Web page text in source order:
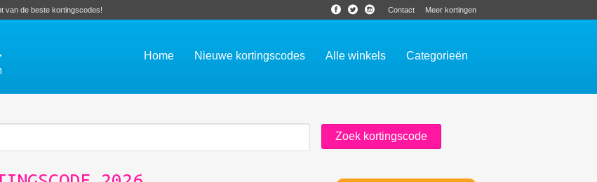
van de beste kortingscodes! Contact Meer kortingen
Home Nieuwe kortingscodes Alle winkels Categorieën